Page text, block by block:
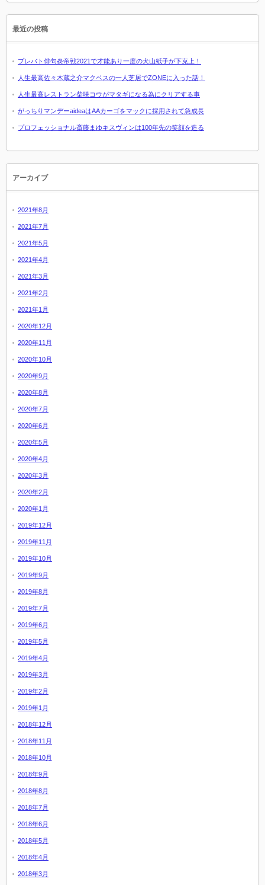
最近の投稿
プレバト俳句炎帝戦2021で才能あり一度の犬山紙子が下克上！
人生最高佐々木蔵之介マクベスの一人芝居でZONEに入った話！
人生最高レストラン柴咲コウがマタギになる為にクリアする事
がっちりマンデーaideaはAAカーゴをマックに採用されて急成長
プロフェッショナル斎藤まゆキスヴィンは100年先の笑顔を造る
アーカイブ
2021年8月
2021年7月
2021年5月
2021年4月
2021年3月
2021年2月
2021年1月
2020年12月
2020年11月
2020年10月
2020年9月
2020年8月
2020年7月
2020年6月
2020年5月
2020年4月
2020年3月
2020年2月
2020年1月
2019年12月
2019年11月
2019年10月
2019年9月
2019年8月
2019年7月
2019年6月
2019年5月
2019年4月
2019年3月
2019年2月
2019年1月
2018年12月
2018年11月
2018年10月
2018年9月
2018年8月
2018年7月
2018年6月
2018年5月
2018年4月
2018年3月